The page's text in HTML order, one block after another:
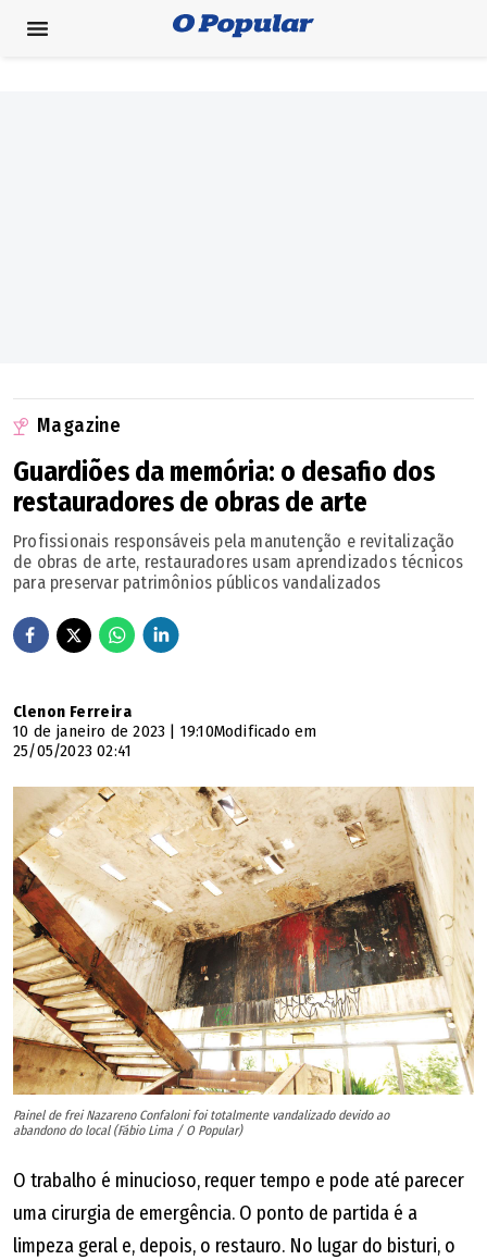
Magazine
Guardiões da memória: o desafio dos
restauradores de obras de arte
Profissionais responsáveis pela manutenção e revitalização
de obras de arte, restauradores usam aprendizados técnicos
para preservar patrimônios públicos vandalizados
Clenon Ferreira
10 de janeiro de 2023 | 19:10Modificado em
25/05/2023 02:41
Painel de frei Nazareno Confaloni foi totalmente vandalizado devido ao
abandono do local (Fábio Lima / O Popular)
O trabalho é minucioso, requer tempo e pode até parecer
uma cirurgia de emergência. O ponto de partida é a
limpeza geral e, depois, o restauro. No lugar do bisturi, o